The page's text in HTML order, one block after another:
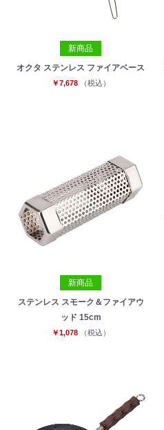
新商品
オクタ ステンレス ファイアベース
￥7,678 （税込）
新商品
ステンレス スモーク＆ファイアウ
ッド 15cm
￥1,078 （税込）